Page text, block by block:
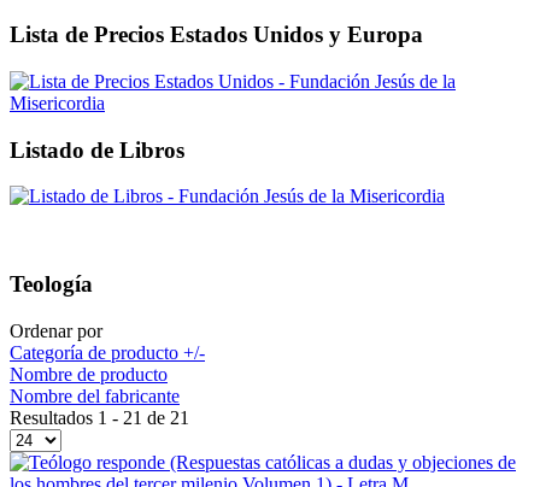
Lista de Precios Estados Unidos y Europa
Listado de Libros
Teología
Ordenar por
Categoría de producto +/-
Nombre de producto
Nombre del fabricante
Resultados 1 - 21 de 21